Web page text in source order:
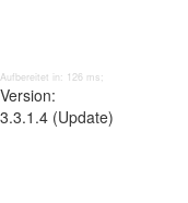
Aufbereitet in: 126 ms;
Version:
3.3.1.4 (Update)